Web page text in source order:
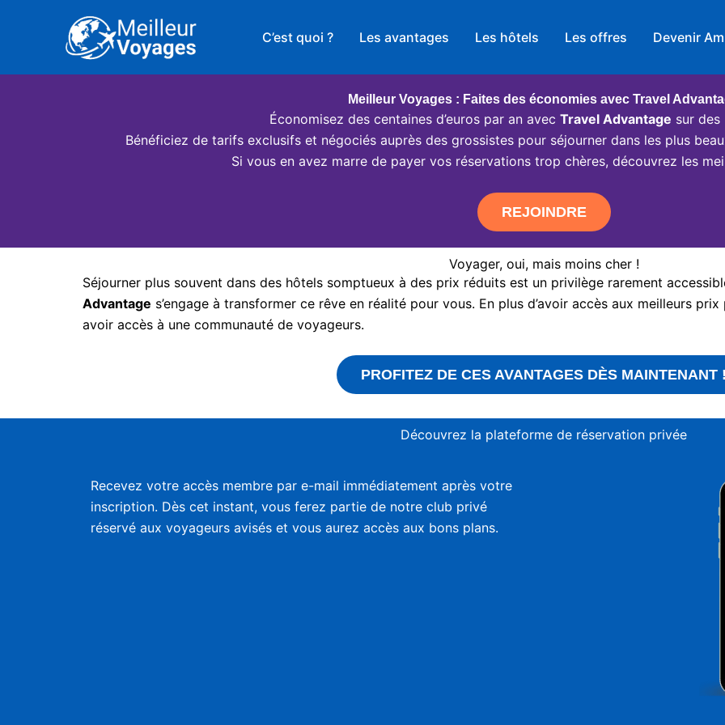
C’est quoi ? Les avantages Les hôtels Les offres Devenir
Meilleur Voyages : Faites des économies avec Travel
Économisez des centaines d’euros par an avec Travel Advantage sur des
Bénéficiez de tarifs exclusifs et négociés auprès des grossistes pour séjourner dans les plus
Si vous en avez marre de payer vos réservations trop chères, découvrez les
REJOINDRE
Voyager, oui, mais moins cher !
Séjourner plus souvent dans des hôtels somptueux à des prix réduits est un privilège rarement
Advantage s’engage à transformer ce rêve en réalité pour vous. En plus d’avoir accès aux meilleurs
avoir accès à une communauté de voyageurs.
PROFITEZ DE CES AVANTAGES DÈS MAINTENANT
Découvrez la plateforme de réservation privée
Recevez votre accès membre par e-mail immédiatement après votre
inscription. Dès cet instant, vous ferez partie de notre club privé
réservé aux voyageurs avisés et vous aurez accès aux bons plans.